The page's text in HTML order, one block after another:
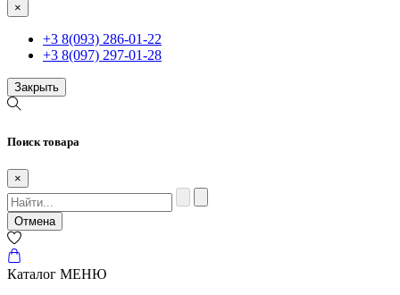
×
+3 8(093) 286-01-22
+3 8(097) 297-01-28
Закрыть
Поиск товара
×
Отмена
Каталог МЕНЮ